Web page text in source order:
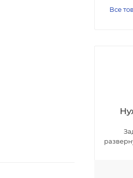
Все